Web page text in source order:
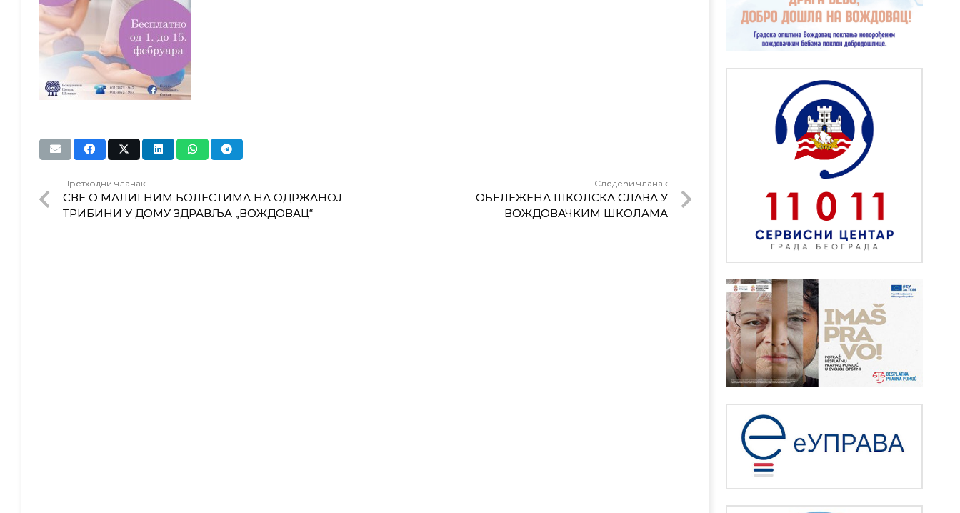
Претходни чланак
СВЕ О МАЛИГНИМ БОЛЕСТИМА НА ОДРЖАНОЈ
ТРИБИНИ У ДОМУ ЗДРАВЉА „ВОЖДОВАЦ“
Следећи чланак
ОБЕЛЕЖЕНА ШКОЛСКА СЛАВА У
ВОЖДОВАЧКИМ ШКОЛАМА